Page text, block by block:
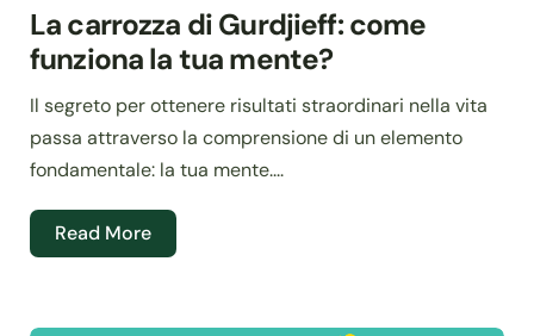
La carrozza di Gurdjieff: come
funziona la tua mente?
Il segreto per ottenere risultati straordinari nella vita
passa attraverso la comprensione di un elemento
fondamentale: la tua mente....
Read More